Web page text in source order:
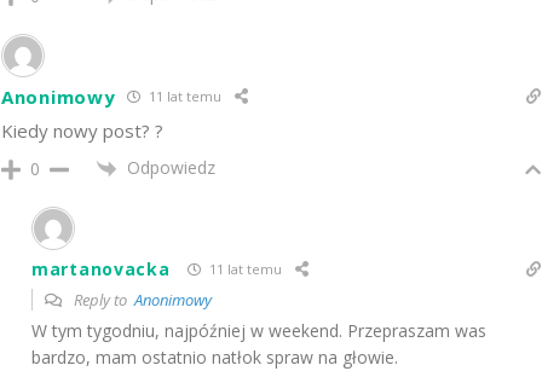
Anonimowy 11 lat temu
Kiedy nowy post? ?
0 Odpowiedz
martanovacka 11 lat temu
Reply toAnonimowy
W tym tygodniu, najpóźniej w weekend. Przepraszam was
bardzo, mam ostatnio natłok spraw na głowie.